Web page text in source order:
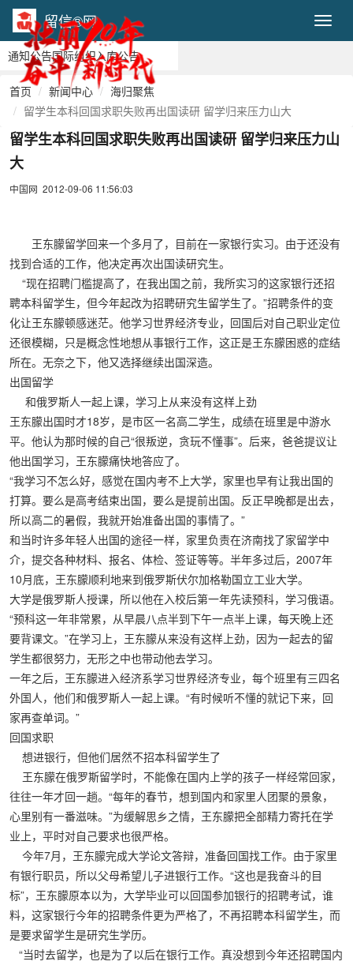
留信®网
通知公告国际组织入库公告
首页 新闻中心
海归聚焦
留学生本科回国求职失败再出国读研 留学归来压力山大
留学生本科回国求职失败再出国读研 留学归来压力山
大
中国网 2012-09-06 11:56:03
王东朦留学回来一个多月了，目前在一家银行实习。由于还没有
找到合适的工作，他决定再次出国读研究生。
“现在招聘门槛提高了，在我出国之前，我所实习的这家银行还招
聘本科留学生，但今年起改为招聘研究生留学生了。”招聘条件的变
化让王东朦顿感迷茫。他学习世界经济专业，回国后对自己职业定位
还很模糊，只是概念性地想从事银行工作，这正是王东朦困惑的症结
所在。无奈之下，他又选择继续出国深造。
出国留学
和俄罗斯人一起上课，学习上从来没有这样上劲
王东朦出国时才18岁，是市区一名高二学生，成绩在班里是中游水
平。他认为那时候的自己“很叛逆，贪玩不懂事”。后来，爸爸提议让
他出国学习，王东朦痛快地答应了。
“我学习不怎么好，感觉在国内考不上大学，家里也早有让我出国的
打算。要么是高考结束出国，要么是提前出国。反正早晚都是出去，
所以高二的暑假，我就开始准备出国的事情了。”
和当时许多年轻人出国的途径一样，家里负责在济南找了家留学中
介，提交各种材料、报名、体检、签证等等。半年多过后，2007年
10月底，王东朦顺利地来到俄罗斯伏尔加格勒国立工业大学。
大学是俄罗斯人授课，所以他在入校后第一年先读预科，学习俄语。
“预科这一年非常累，从早晨八点半到下午一点半上课，每天晚上还
要背课文。”在学习上，王东朦从来没有这样上劲，因为一起去的留
学生都很努力，无形之中也带动他去学习。
一年之后，王东朦进入经济系学习世界经济专业，每个班里有三四名
外国人，他们和俄罗斯人一起上课。“有时候听不懂的就记下来，回
家再查单词。”
回国求职
想进银行，但他们居然不招本科留学生了
王东朦在俄罗斯留学时，不能像在国内上学的孩子一样经常回家，
往往一年才回一趟。“每年的春节，想到国内和家里人团聚的景象，
心里别有一番滋味。”为缓解思乡之情，王东朦把全部精力寄托在学
业上，平时对自己要求也很严格。
今年7月，王东朦完成大学论文答辩，准备回国找工作。由于家里
有银行职员，所以父母希望儿子进银行工作。“这也是我奋斗的目
标”，王东朦原本以为，大学毕业可以回国参加银行的招聘考试，谁
料，这家银行今年的招聘条件更为严格了，不再招聘本科留学生，而
是要求留学生是研究生学历。
“当时去留学，也是为了以后在银行工作。真没想到今年还招聘国内